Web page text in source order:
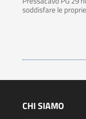
soddisfare le
CHI SIAMO